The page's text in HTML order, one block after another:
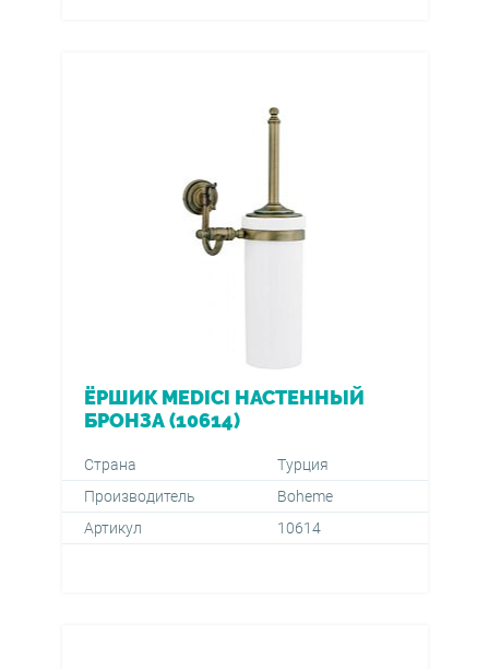
ЁРШИК MEDICI НАСТЕННЫЙ
БРОНЗА (10614)
Страна
Турция
Производитель
Boheme
Артикул
10614